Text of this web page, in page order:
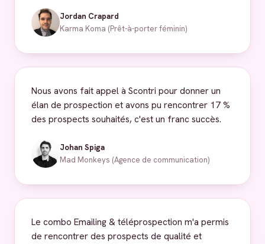
Jordan Crapard
Karma Koma (Prêt-à-porter féminin)
Nous avons fait appel à Scontri pour donner un
élan de prospection et avons pu rencontrer 17 %
des prospects souhaités, c'est un franc succès.
Johan Spiga
Mad Monkeys (Agence de communication)
Le combo Emailing & téléprospection m'a permis
de rencontrer des prospects de qualité et